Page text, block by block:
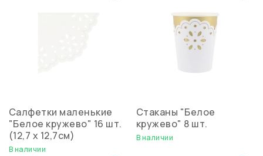
Салфетки маленькие
"Белое кружево" 16 шт.
(12,7 х 12,7см)
В наличии
Стаканы "Белое
кружево" 8 шт.
В наличии